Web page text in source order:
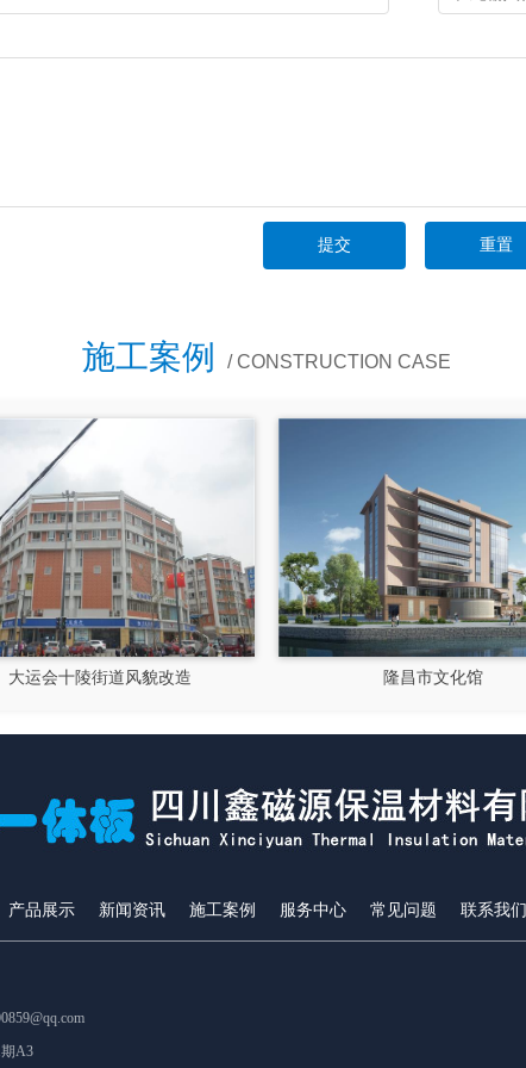
施工案例 / CONSTRUCTION CASE
大运会十陵街道风貌改造 隆昌市文化馆
产品展示 新闻资讯 施工案例 服务中心 常见问题 联系我们
A3